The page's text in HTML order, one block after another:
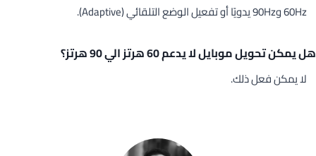
60Hz و90Hz يدويًا أو تفعيل الوضع التلقائي (Adaptive).
هل يمكن تحويل موبايل لا يدعم 60 هرتز الي 90 هرتز؟
لا يمكن فعل ذلك.